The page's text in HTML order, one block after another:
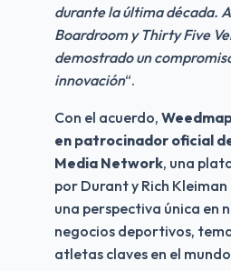
durante la última década.
Boardroom y Thirty Five
demostrado un
innovación“.
Con el acuerdo,
en patrocinador oficial
Media Network, una
por Durant y Rich
una perspectiva única en
negocios deportivos,
atletas claves en el